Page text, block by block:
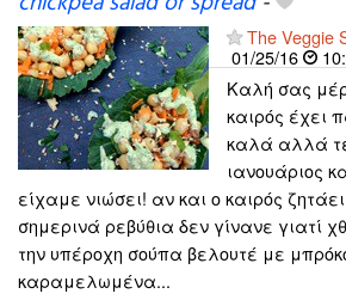
The Veggie
01/25/16
Καλή σας
καιρός έχει
καλά αλλά
ιανουάριος
είχαμε νιώσει! αν και ο καιρός
σημερινά ρεβύθια δεν γίνανε γιατί
την υπέροχη σούπα βελουτέ με
καραμελωμένα...